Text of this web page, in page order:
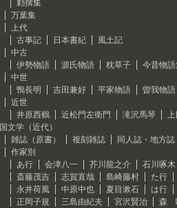
勅撰集
万葉集
上代
古事記
日本書紀
風土記
中古
伊勢物語
源氏物語 枕草子
今昔物
中世
鴨長明
吉田兼好 平家物語 曽我物語
近世
井原西鶴
近松門左衛門 滝沢馬琴
国文学（近代）
雑誌（原書）
複刻雑誌 同人誌・地方
作家別
あ行
会津八一 芥川龍之介 石川啄木
斎藤茂吉
志賀直哉 島崎藤村 た行
永井荷風
中原中也 夏目漱石 は行
正岡子規
三島由紀夫 宮沢賢治 森